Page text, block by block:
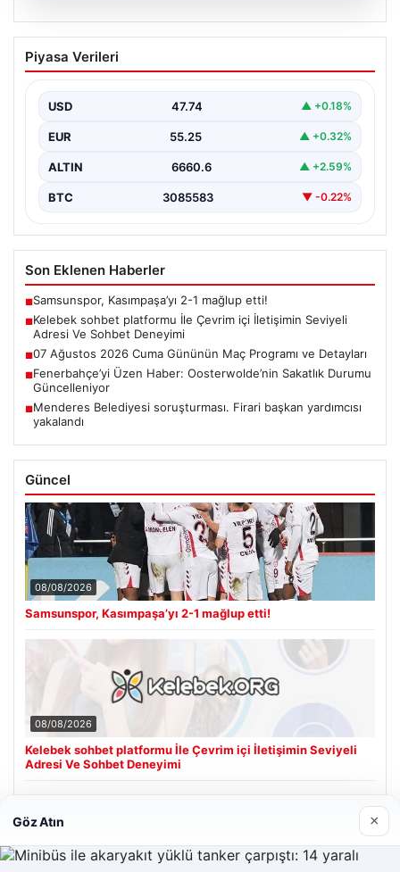
Kelebek sohbet platformu İle Çevrim içi
İletişimin Seviyeli Adresi Ve Sohbet
İnternet çağında bireylerin güvenli bir şekilde bağlantı
Piyasa Verileri
USD 47.74 ▲ +0.18%
EUR 55.25 ▲ +0.32%
ALTIN 6660.6 ▲ +2.59%
BTC 3085583 ▼ -0.22%
Son Eklenen Haberler
■Samsunspor, Kasımpaşa’yı 2-1 mağlup etti!
■Kelebek sohbet platformu İle Çevrim içi İletişimin Seviyeli
Adresi Ve Sohbet Deneyimi
■07 Ağustos 2026 Cuma Gününün Maç Programı ve Detayları
■Fenerbahçe’yi Üzen Haber: Oosterwolde’nin Sakatlık Durumu
Güncelleniyor
■Menderes Belediyesi soruşturması. Firari başkan yardımcısı
yakalandı
Güncel
08/08/2026
Samsunspor, Kasımpaşa’yı 2-1 mağlup etti!
08/08/2026
Kelebek sohbet platformu İle Çevrim içi İletişimin Seviyeli
Adresi Ve Sohbet Deneyimi
Göz Atın ×